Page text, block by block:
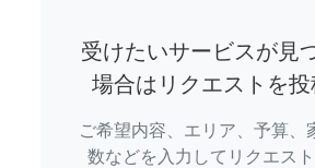
受けたいサービスが見
場合はリクエストを投
ご希望内容、エリア、予算、
数などを入力してリクエス